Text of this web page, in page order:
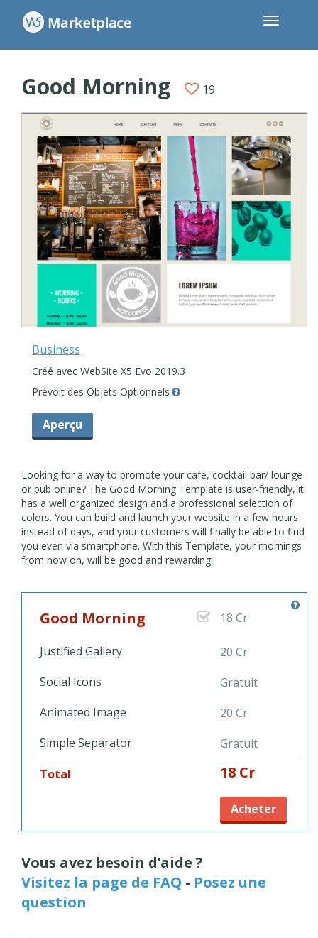
Good Morning 19
Business
Créé avec WebSite X5 Evo 2019.3
Prévoit des Objets Optionnels
Aperçu
Looking for a way to promote your cafe, cocktail bar/ lounge
or pub online? The Good Morning Template is user-friendly, it
has a well organized design and a professional selection of
colors. You can build and launch your website in a few hours
instead of days, and your customers will finally be able to find
you even via smartphone. With this Template, your mornings
from now on, will be good and rewarding!
Good Morning 18 Cr
Justified Gallery
20 Cr
Social Icons
Gratuit
Animated Image
20 Cr
Simple Separator
Gratuit
Total
18 Cr
Acheter
Vous avez besoin d’aide ?
Visitez la page de FAQ - Posez une
question